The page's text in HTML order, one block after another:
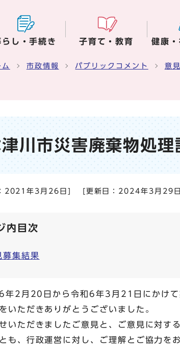
らし・手続き 子育て・教育 健康
ム 市政情報 パブリックコメント 意
川市災害廃棄物処
2021年3月26日 [更新日： 2024年3月29日
内目次
募集結果
年2月20日から令和6年3月21日にかけて
いただきありがとうございました。
いただきましたご意見と、ご意見に対す
も、行政運営に対し、ご理解とご協力を